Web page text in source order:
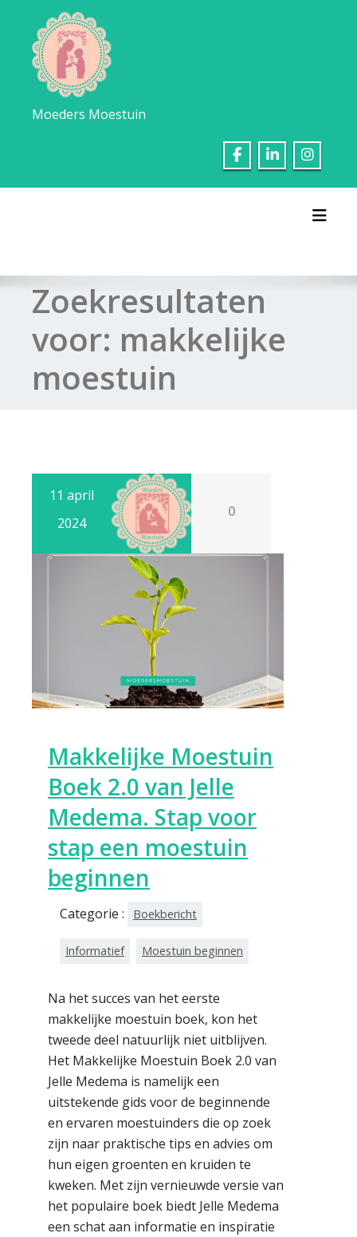
inhoud
Moeders Moestuin
Zoekresultaten
voor: makkelijke
moestuin
11 april
2024
0
Makkelijke Moestuin
Boek 2.0 van Jelle
Medema. Stap voor
stap een moestuin
beginnen
Categorie : Boekbericht
Informatief Moestuin beginnen
Na het succes van het eerste
makkelijke moestuin boek, kon het
tweede deel natuurlijk niet uitblijven.
Het Makkelijke Moestuin Boek 2.0 van
Jelle Medema is namelijk een
uitstekende gids voor de beginnende
en ervaren moestuinders die op zoek
zijn naar praktische tips en advies om
hun eigen groenten en kruiden te
kweken. Met zijn vernieuwde versie van
het populaire boek biedt Jelle Medema
een schat aan informatie en inspiratie